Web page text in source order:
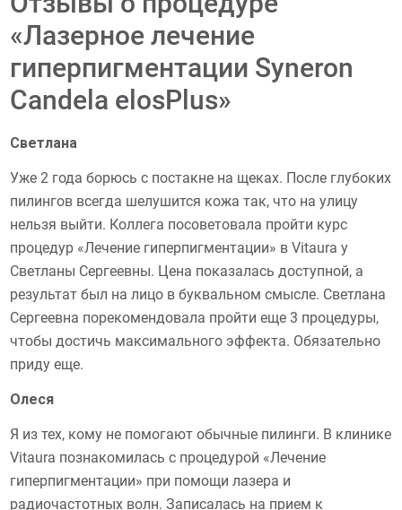
«Лазерное лечение
гиперпигментации Syneron
Candela elosPlus»
Светлана
Уже 2 года борюсь с постакне на щеках. После глубоких
пилингов всегда шелушится кожа так, что на улицу
нельзя выйти. Коллега посоветовала пройти курс
процедур «Лечение гиперпигментации» в Vitaura у
Светланы Сергеевны. Цена показалась доступной, а
результат был на лицо в буквальном смысле. Светлана
Сергеевна порекомендовала пройти еще 3 процедуры,
чтобы достичь максимального эффекта. Обязательно
приду еще.
Олеся
Я из тех, кому не помогают обычные пилинги. В клинике
Vitaura познакомилась с процедурой «Лечение
гиперпигментации» при помощи лазера и
радиочастотных волн. Записалась на прием к